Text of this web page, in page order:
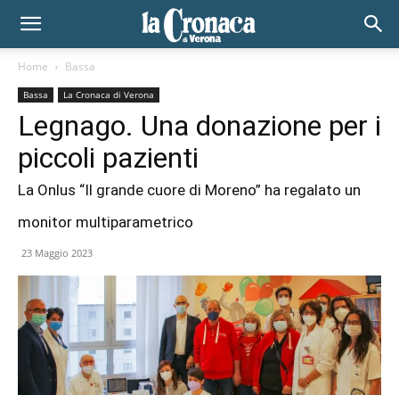
Home Bassa
Bassa La Cronaca di Verona
Legnago. Una donazione per i
piccoli pazienti
La Onlus “Il grande cuore di Moreno” ha regalato un
monitor multiparametrico
23 Maggio 2023